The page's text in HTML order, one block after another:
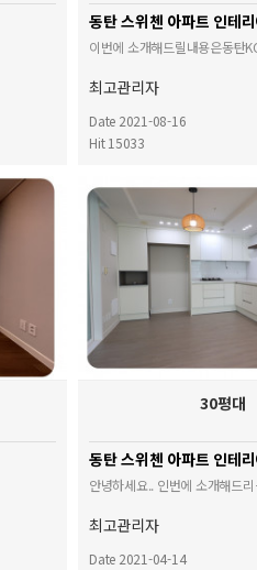
동탄 스위첸 아파트 인테
이번에 소개해드릴내용은동탄
최고관리자
Date 2021-08-16
Hit 15033
30평대
동탄 스위첸 아파트 인테
안녕하세요.. 인번에 소개해드
최고관리자
Date 2021-04-14